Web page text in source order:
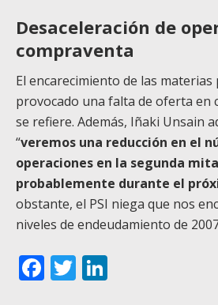
Desaceleración de
compraventa
El encarecimiento de las
provocado una falta de oferta en
se refiere. Además, Iñaki Unsain
“veremos una reducción en el
operaciones en la segunda
probablemente durante el
obstante, el PSI niega que nos
niveles de endeudamiento de
Facebook
Twitter